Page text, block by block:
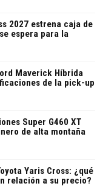
2027 estrena caja de
espera para la
Maverick Híbrida
de la pick-up
Super G460 XT
de alta montaña
Yaris Cross: ¿qué
relación a su precio?